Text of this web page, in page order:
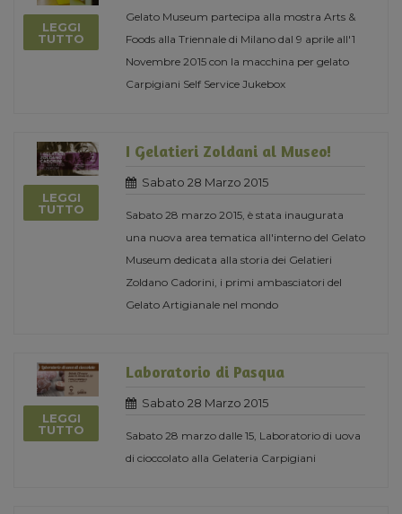
LEGGI
TUTTO
Gelato Museum partecipa alla mostra Arts &
Foods alla Triennale di Milano dal 9 aprile all'1
Novembre 2015 con la macchina per gelato
Carpigiani Self Service Jukebox
LEGGI
TUTTO
I Gelatieri Zoldani al Museo!
Sabato 28 Marzo 2015
Sabato 28 marzo 2015, è stata inaugurata
una nuova area tematica all'interno del Gelato
Museum dedicata alla storia dei Gelatieri
Zoldano Cadorini, i primi ambasciatori del
Gelato Artigianale nel mondo
LEGGI
TUTTO
Laboratorio di Pasqua
Sabato 28 Marzo 2015
Sabato 28 marzo dalle 15, Laboratorio di uova
di cioccolato alla Gelateria Carpigiani